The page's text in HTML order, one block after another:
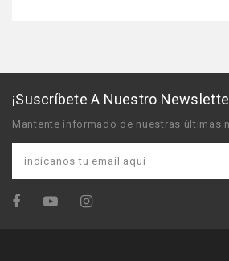
¡Suscríbete A Nuestro
Mantente informado de nuestras últimas